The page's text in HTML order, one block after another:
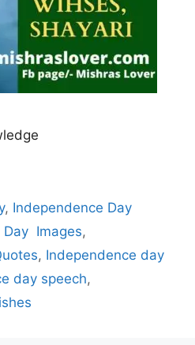
, Independence Day
Day Images,
, Independence day
day speech,